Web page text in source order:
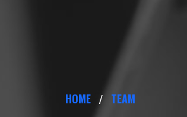
HOME TEAM